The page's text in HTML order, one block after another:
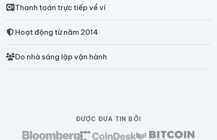
Thanh toán trực tiếp về ví
Hoạt động từ năm 2014
Do nhà sáng lập vận hành
ĐƯỢC ĐƯA TIN BỞI